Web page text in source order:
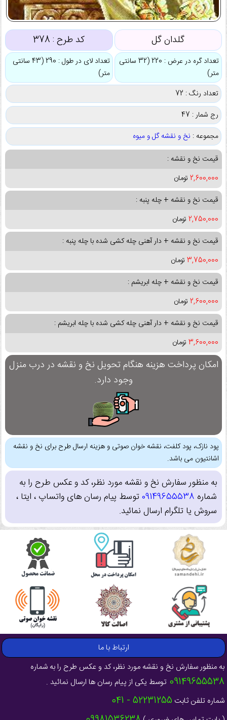
گلدان گل کد طرح : 378
تعداد گره در عرض : 220 (32 سانتی
متر)
تعداد لای در طول : 290 (43 سانتی
متر)
تعداد رنگ : 72
رج شمار : 47
مجموعه : نخ و نقشه گل و میوه
قیمت نخ و نقشه :
2,600,000 تومان
قیمت نخ و نقشه + چله پنبه :
2,750,000 تومان
قیمت نخ و نقشه + دار آهنی چله کشی شده با چله پنبه :
3,750,000 تومان
قیمت نخ و نقشه + چله ابریشم :
2,600,000 تومان
قیمت نخ و نقشه + دار آهنی چله کشی شده با چله ابریشم :
3,600,000 تومان
امکان پرداخت هزینه هنگام تحویل نخ و نقشه در درب منزل
وجود دارد.
پود نازک، پود کلفت، نقشه خوان صوتی و هزینه ارسال طرح برای نخ و نقشه
اشانتیون می باشد.
به منظور سفارش نخ و نقشه مورد نظر، کد و عکس طرح را به
شماره 09149655538توسط پیام رسان های واتساپ ، ایتا ،
سروش یا تلگرام ارسال نمائید.
ارتباط با ما
به منظور سفارش نخ و نقشه مورد نظر، کد و عکس طرح را به شماره
09149655538 توسط یکی از پیام رسان ها ارسال نمائید .
شماره تلفن ثابت 52231255 - 041